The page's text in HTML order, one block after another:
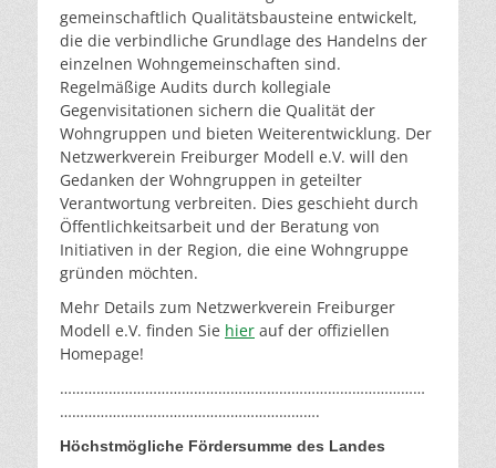
gemeinschaftlich Qualitätsbausteine entwickelt,
die die verbindliche Grundlage des Handelns der
einzelnen Wohngemeinschaften sind.
Regelmäßige Audits durch kollegiale
Gegenvisitationen sichern die Qualität der
Wohngruppen und bieten Weiterentwicklung. Der
Netzwerkverein Freiburger Modell e.V. will den
Gedanken der Wohngruppen in geteilter
Verantwortung verbreiten. Dies geschieht durch
Öffentlichkeitsarbeit und der Beratung von
Initiativen in der Region, die eine Wohngruppe
gründen möchten.
Mehr Details zum Netzwerkverein Freiburger
Modell e.V. finden Sie hier auf der offiziellen
Homepage!
………………………………………………………………………………
……………………………………………………….
Höchstmögliche Fördersumme des Landes